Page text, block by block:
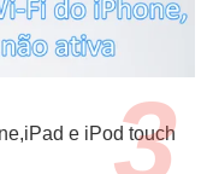
e iPod touch